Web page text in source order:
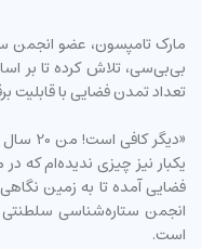
مارک تامپسون، عضو انجمن
بی‌بی‌سی، تلاش کرده تا بر
تعداد تمدن فضایی با قابلیت
یکبار نیز چیزی ندیده‌ام که
فضایی آمده تا به زمین
انجمن ستاره‌شناسی
است.